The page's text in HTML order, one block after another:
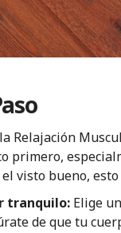
Relajación
primero,
visto bueno,
tranquilo: Elige
de que tu